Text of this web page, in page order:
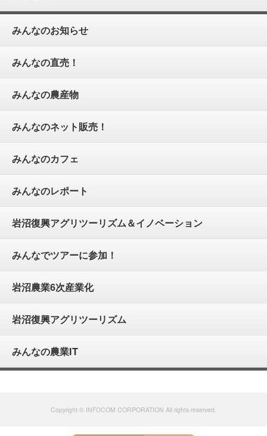
みんなのお知らせ
みんなの直売！
みんなの農産物
みんなのネット販売！
みんなのカフェ
みんなのレポート
岩沼復興アグリツーリズム＆イノベーション
みんなでツアーに参加！
岩沼農業6次産業化
岩沼復興アグリツーリズム
みんなの農業IT
Copyright © INFOCOM CORPORATION All rights reserved.